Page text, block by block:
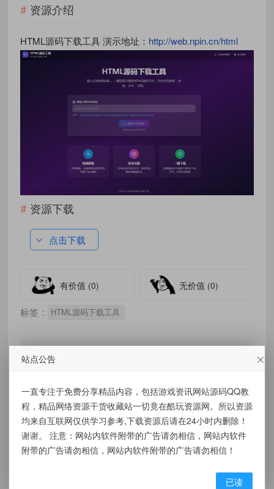
资源介绍
HTML源码下载工具 演示地址： http://web.npin.cn/html
资源下载
点击下载
有价值 (0) 无价值 (0)
标签： HTML源码下载工具
本站提供的资源，都来自网络，版权争议与本
站无关，所有内容及软件的文章仅限用于学习
和研究目的。不得将上述内容用于商业或者非
法用途，否则，一切后果请用户自负，我们不
保证内容的长久可用性，通过使用本站内容随
站点公告
一直专注于免费分享精品内容，包括游戏资讯网站源码QQ教
程，精品网络资源干货收藏站一切竟在酷玩资源网。所以资源
均来自互联网仅供学习参考,下载资源后请在24小时内删除！
谢谢。 注意：网站内软件附带的广告请勿相信，网站内软件
附带的广告请勿相信，网站内软件附带的广告请勿相信！
已读